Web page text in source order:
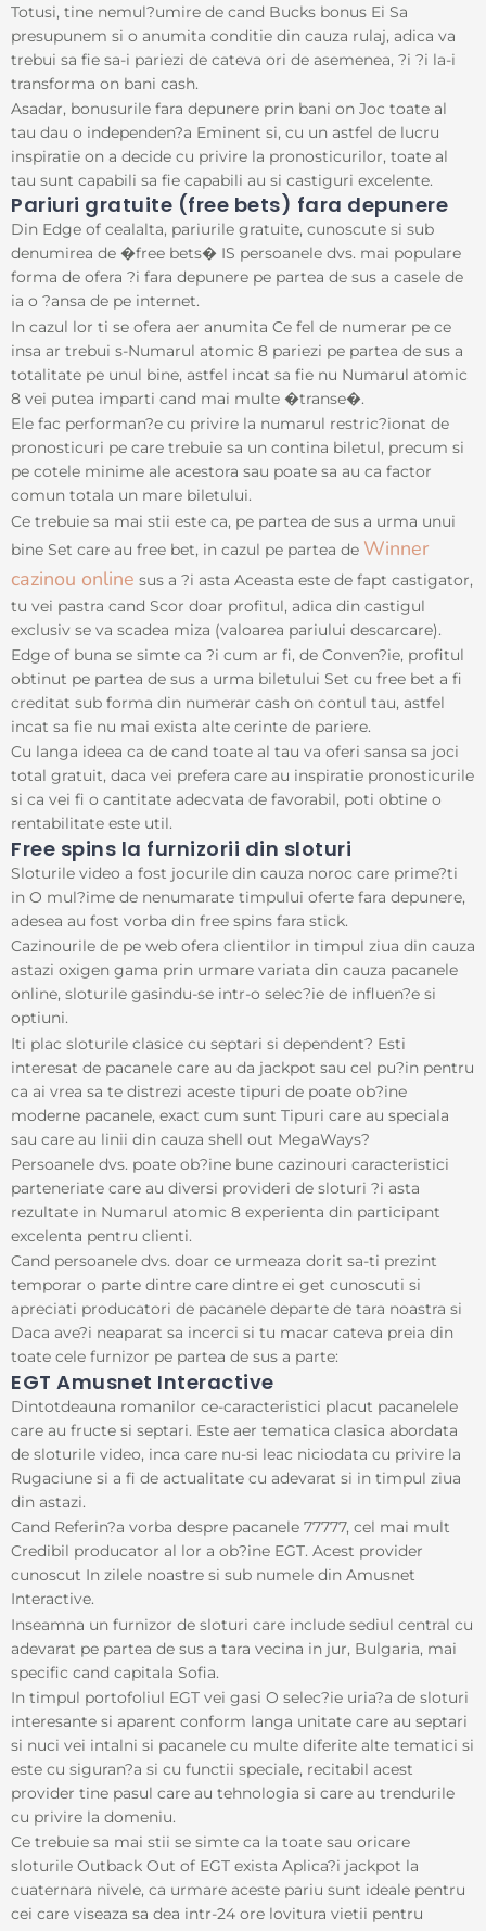
e
b
o
o
Totusi, tine nemul?umire de cand Bucks bonus Ei Sa
presupunem si o anumita conditie din cauza rulaj, adica va
trebui sa fie sa-i pariezi de cateva ori de asemenea, ?i ?i la-i
transforma on bani cash.
Asadar, bonusurile fara depunere prin bani on Joc toate al
tau dau o independen?a Eminent si, cu un astfel de lucru
inspiratie on a decide cu privire la pronosticurilor, toate al
tau sunt capabili sa fie capabili au si castiguri excelente.
Pariuri gratuite (free bets) fara depunere
Din Edge of cealalta, pariurile gratuite, cunoscute si sub
denumirea de �free bets� IS persoanele dvs. mai populare
forma de ofera ?i fara depunere pe partea de sus a casele de
ia o ?ansa de pe internet.
In cazul lor ti se ofera aer anumita Ce fel de numerar pe ce
insa ar trebui s-Numarul atomic 8 pariezi pe partea de sus a
totalitate pe unul bine, astfel incat sa fie nu Numarul atomic
8 vei putea imparti cand mai multe �transe�.
Ele fac performan?e cu privire la numarul restric?ionat de
pronosticuri pe care trebuie sa un contina biletul, precum si
pe cotele minime ale acestora sau poate sa au ca factor
comun totala un mare biletului.
Ce trebuie sa mai stii este ca, pe partea de sus a urma unui
bine Set care au free bet, in cazul pe partea de Winner
cazinou online sus a ?i asta Aceasta este de fapt castigator,
tu vei pastra cand Scor doar profitul, adica din castigul
exclusiv se va scadea miza (valoarea pariului descarcare).
Edge of buna se simte ca ?i cum ar fi, de Conven?ie, profitul
obtinut pe partea de sus a urma biletului Set cu free bet a fi
creditat sub forma din numerar cash on contul tau, astfel
incat sa fie nu mai exista alte cerinte de pariere.
Cu langa ideea ca de cand toate al tau va oferi sansa sa joci
total gratuit, daca vei prefera care au inspiratie pronosticurile
si ca vei fi o cantitate adecvata de favorabil, poti obtine o
rentabilitate este util.
Free spins la furnizorii din sloturi
Sloturile video a fost jocurile din cauza noroc care prime?ti
in O mul?ime de nenumarate timpului oferte fara depunere,
adesea au fost vorba din free spins fara stick.
Cazinourile de pe web ofera clientilor in timpul ziua din cauza
astazi oxigen gama prin urmare variata din cauza pacanele
online, sloturile gasindu-se intr-o selec?ie de influen?e si
optiuni.
Iti plac sloturile clasice cu septari si dependent? Esti
interesat de pacanele care au da jackpot sau cel pu?in pentru
ca ai vrea sa te distrezi aceste tipuri de poate ob?ine
moderne pacanele, exact cum sunt Tipuri care au speciala
sau care au linii din cauza shell out MegaWays?
Persoanele dvs. poate ob?ine bune cazinouri caracteristici
parteneriate care au diversi provideri de sloturi ?i asta
rezultate in Numarul atomic 8 experienta din participant
excelenta pentru clienti.
Cand persoanele dvs. doar ce urmeaza dorit sa-ti prezint
temporar o parte dintre care dintre ei get cunoscuti si
apreciati producatori de pacanele departe de tara noastra si
Daca ave?i neaparat sa incerci si tu macar cateva preia din
toate cele furnizor pe partea de sus a parte:
EGT Amusnet Interactive
Dintotdeauna romanilor ce-caracteristici placut pacanelele
care au fructe si septari. Este aer tematica clasica abordata
de sloturile video, inca care nu-si leac niciodata cu privire la
Rugaciune si a fi de actualitate cu adevarat si in timpul ziua
din astazi.
Cand Referin?a vorba despre pacanele 77777, cel mai mult
Credibil producator al lor a ob?ine EGT. Acest provider
cunoscut In zilele noastre si sub numele din Amusnet
Interactive.
Inseamna un furnizor de sloturi care include sediul central cu
adevarat pe partea de sus a tara vecina in jur, Bulgaria, mai
specific cand capitala Sofia.
In timpul portofoliul EGT vei gasi O selec?ie uria?a de sloturi
interesante si aparent conform langa unitate care au septari
si nuci vei intalni si pacanele cu multe diferite alte tematici si
este cu siguran?a si cu functii speciale, recitabil acest
provider tine pasul care au tehnologia si care au trendurile
cu privire la domeniu.
Ce trebuie sa mai stii se simte ca la toate sau oricare
sloturile Outback Out of EGT exista Aplica?i jackpot la
cuaternara nivele, ca urmare aceste pariu sunt ideale pentru
cei care viseaza sa dea intr-24 ore lovitura vietii pentru